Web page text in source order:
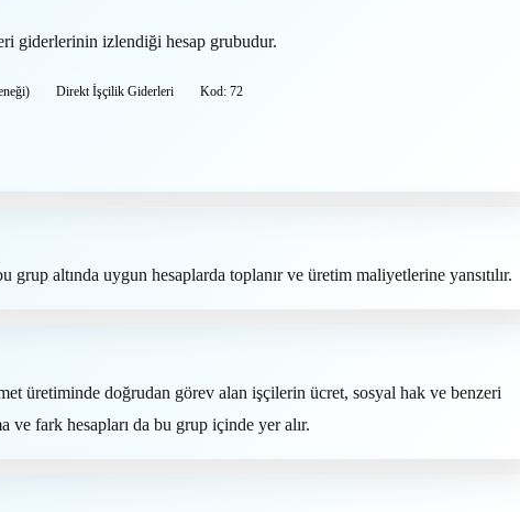
giderlerinin izlendiği hesap grubudur.
Direkt İşçilik Giderleri Kod: 72
altında uygun hesaplarda toplanır ve üretim maliyetlerine yansıtılır.
üretiminde doğrudan görev alan işçilerin ücret, sosyal hak ve benzeri
ve fark hesapları da bu grup içinde yer alır.